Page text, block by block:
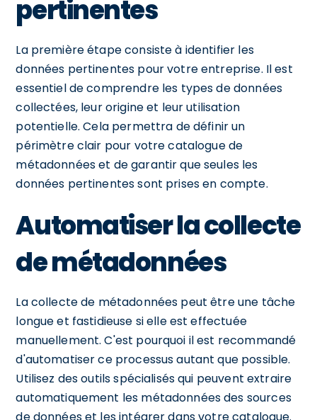
pertinentes
La première étape consiste à identifier les
données pertinentes pour votre entreprise. Il est
essentiel de comprendre les types de données
collectées, leur origine et leur utilisation
potentielle. Cela permettra de définir un
périmètre clair pour votre catalogue de
métadonnées et de garantir que seules les
données pertinentes sont prises en compte.
Automatiser la collecte
de métadonnées
La collecte de métadonnées peut être une tâche
longue et fastidieuse si elle est effectuée
manuellement. C'est pourquoi il est recommandé
d'automatiser ce processus autant que possible.
Utilisez des outils spécialisés qui peuvent extraire
automatiquement les métadonnées des sources
de données et les intégrer dans votre catalogue.